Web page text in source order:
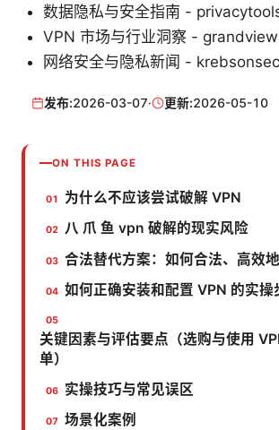
数据隐私与安全指南 -
VPN 市场与行业洞察 -
网络安全与隐私新闻 -
发布:2026-03-07· 更新:2026-05-10
ON THIS PAGE
为什么不应该尝试破解 VPN
八 爪 鱼 vpn 破解的现实风险
合法替代方案：如何合法、高效
如何正确安装和配置 VPN 的实操
关键因素与评估要点（选购与使用
单）
实操技巧与常见误区
场景化案例